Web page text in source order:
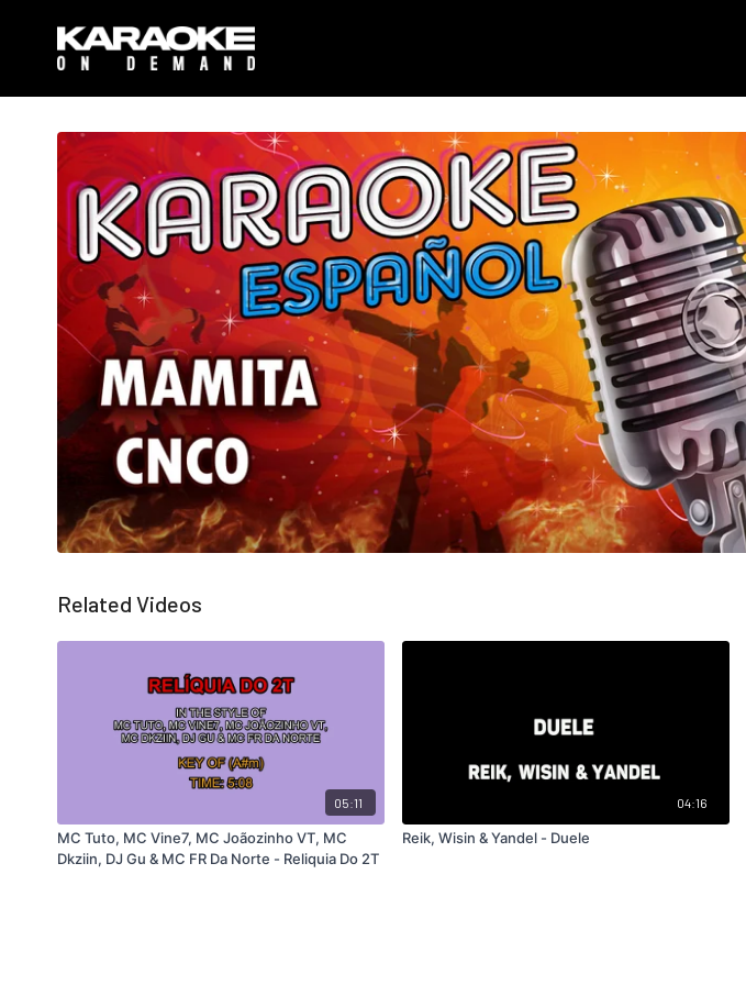
Related Videos
05:11
MC Tuto, MC Vine7, MC Joãozinho VT, MC
Dkziin, DJ Gu & MC FR Da Norte - Reliquia Do 2T
04:16
Reik, Wisin & Yandel - Duele